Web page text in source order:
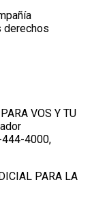
derechos
VOS Y TU
4000,
PARA LA